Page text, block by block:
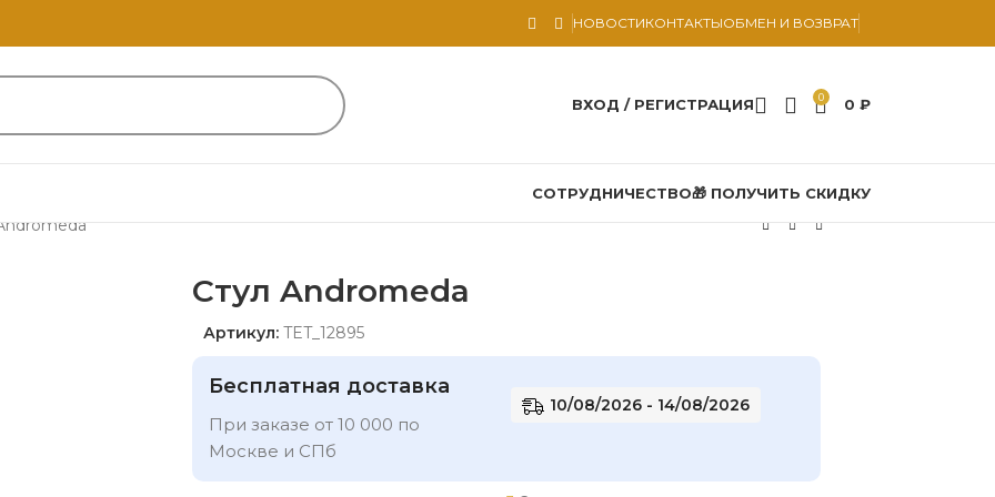
НОВОСТИКОНТАКТЫОБМЕН И ВОЗВРАТ
ВХОД / РЕГИСТРАЦИЯ 0 0 ₽
СОТРУДНИЧЕСТВО🎁 ПОЛУЧИТЬ СКИДКУ
Стул Andromeda
Артикул: TET_12895
Бесплатная доставка
При заказе от 10 000 по
Москве и СПб
10/08/2026 - 14/08/2026